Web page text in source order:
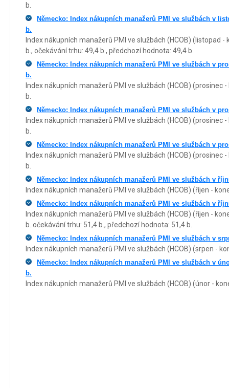
b.
Německo: Index nákupních manažerů PMI ve službách v
b.
Index nákupních manažerů PMI ve službách (HCOB) (listopad
b., očekávání trhu: 49,4 b., předchozí hodnota: 49,4 b.
Německo: Index nákupních manažerů PMI ve službách v
b.
Index nákupních manažerů PMI ve službách (HCOB) (prosinec
b.
Německo: Index nákupních manažerů PMI ve službách v
Index nákupních manažerů PMI ve službách (HCOB) (prosinec
b.
Německo: Index nákupních manažerů PMI ve službách v
Index nákupních manažerů PMI ve službách (HCOB) (prosinec
b.
Německo: Index nákupních manažerů PMI ve službách v
Index nákupních manažerů PMI ve službách (HCOB) (říjen -
Německo: Index nákupních manažerů PMI ve službách v
Index nákupních manažerů PMI ve službách (HCOB) (říjen -
b..očekávání trhu: 51,4 b., předchozí hodnota: 51,4 b.
Německo: Index nákupních manažerů PMI ve službách v
Index nákupních manažerů PMI ve službách (HCOB) (srpen -
Německo: Index nákupních manažerů PMI ve službách v
b.
Index nákupních manažerů PMI ve službách (HCOB) (únor -